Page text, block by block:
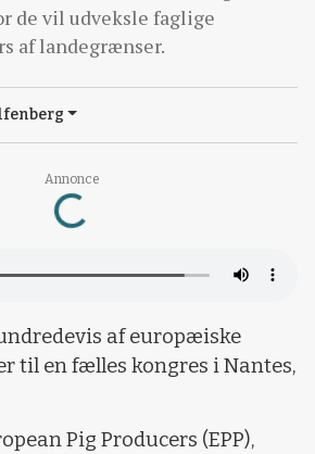
Annonce
Loading...
de vil udveksle faglige
af landegrænser.
af europæiske
til en fælles kongres i Nantes,
Pig Producers (EPP),